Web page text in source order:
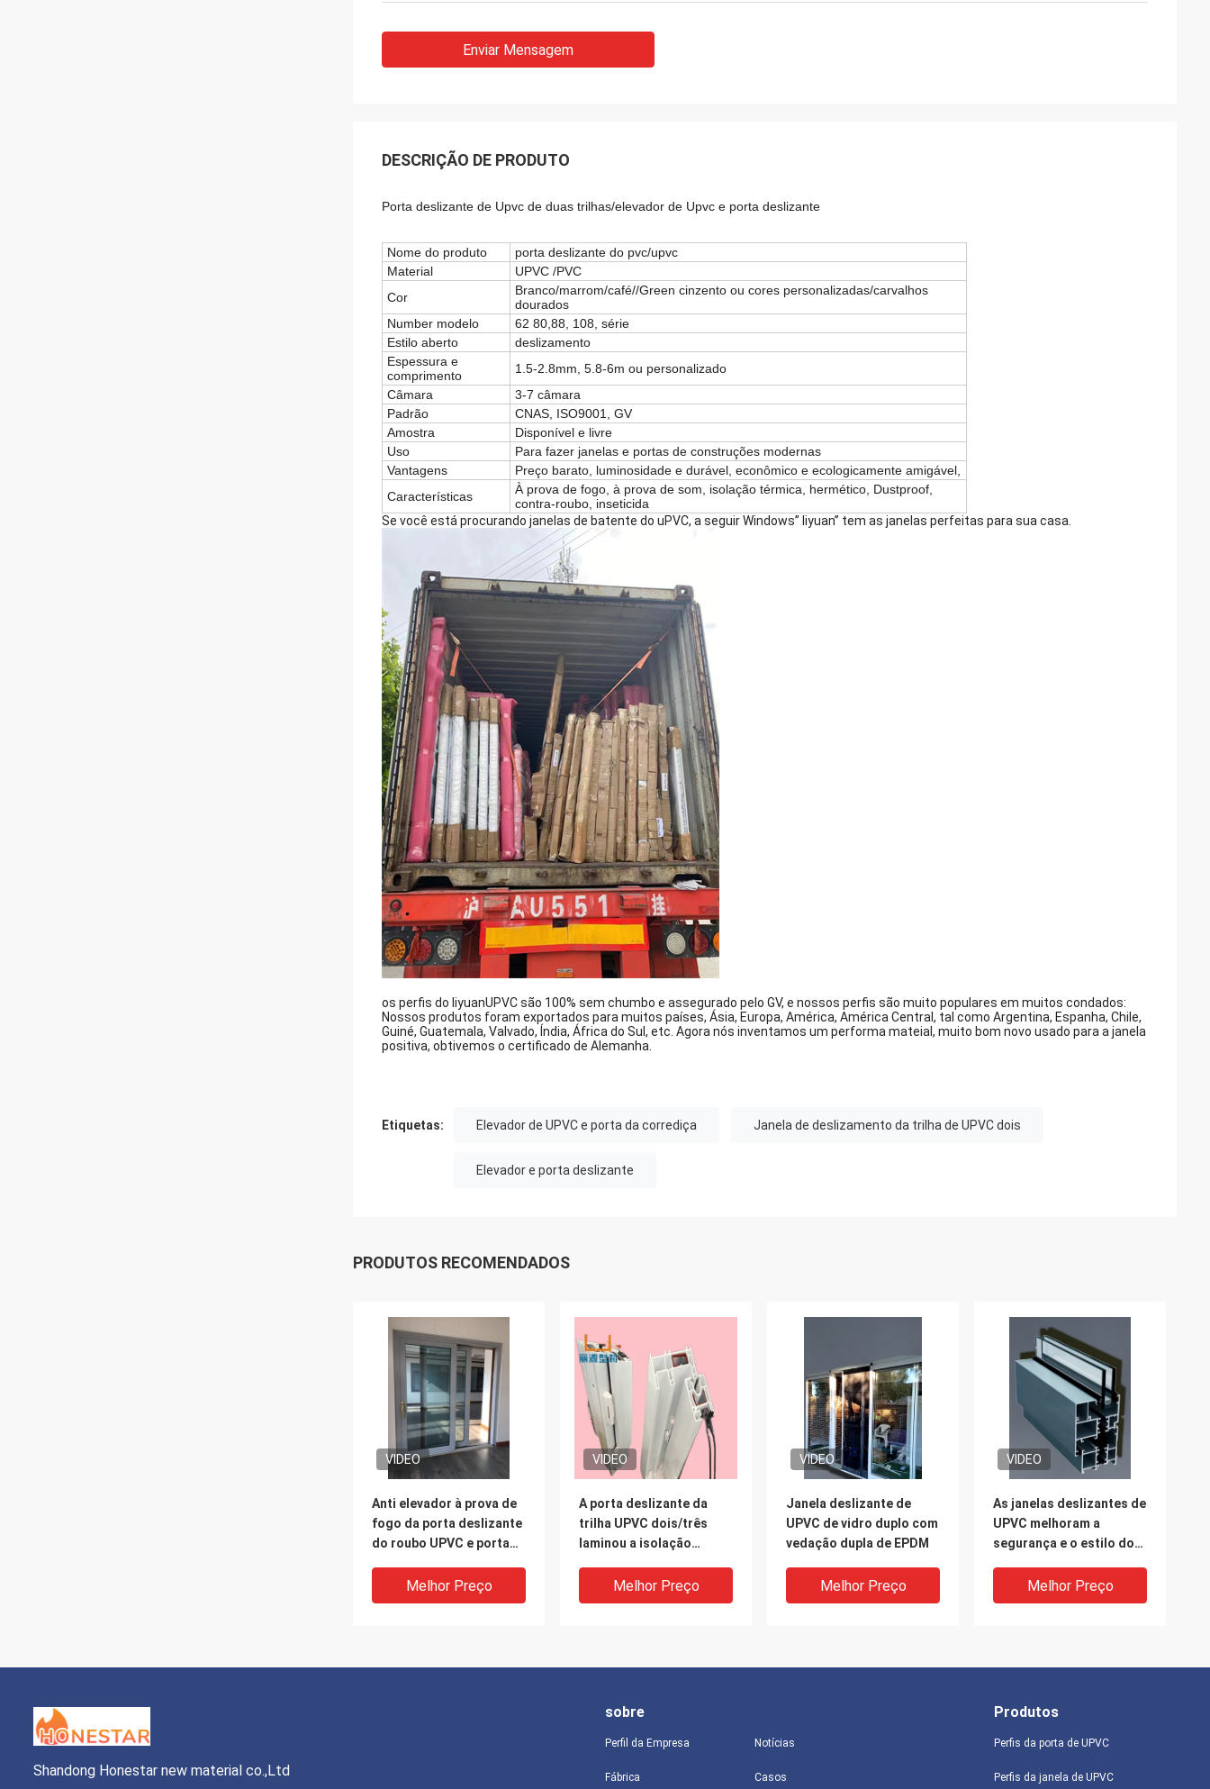
Enviar Mensagem
DESCRIÇÃO DE PRODUTO
Porta deslizante de Upvc de duas trilhas/elevador de Upvc e porta deslizante
Nome do produto
porta deslizante do pvc/upvc
Material
UPVC /PVC
Cor
Branco/marrom/café//Green cinzento ou cores personalizadas/carvalhos
dourados
Number modelo
62 80,88, 108, série
Estilo aberto
deslizamento
Espessura e
comprimento
1.5-2.8mm, 5.8-6m ou personalizado
Câmara
3-7 câmara
Padrão
CNAS, ISO9001, GV
Amostra
Disponível e livre
Uso
Para fazer janelas e portas de construções modernas
Vantagens
Preço barato, luminosidade e durável, econômico e ecologicamente amigável,
Características
À prova de fogo, à prova de som, isolação térmica, hermético, Dustproof,
contra-roubo, inseticida
Se você está procurando janelas de batente do uPVC, a seguir Windows” liyuan” tem as janelas perfeitas para sua casa.
os perfis do liyuanUPVC são 100% sem chumbo e assegurado pelo GV, e nossos perfis são muito populares em muitos condados:
Nossos produtos foram exportados para muitos países, Ásia, Europa, América, América Central, tal como Argentina, Espanha, Chile,
Guiné, Guatemala, Valvado, Índia, África do Sul, etc. Agora nós inventamos um performa mateial, muito bom novo usado para a janela
positiva, obtivemos o certificado de Alemanha.
Etiquetas: Elevador de UPVC e porta da corrediça Janela de deslizamento da trilha de UPVC dois
Elevador e porta deslizante
PRODUTOS RECOMENDADOS
VIDEO
Anti elevador à prova de
fogo da porta deslizante
do roubo UPVC e porta
casa de campo
Melhor Preço
VIDEO
A porta deslizante da
trilha UPVC dois/três
laminou a isolação
Melhor Preço
VIDEO
Janela deslizante de
UPVC de vidro duplo com
vedação dupla de EPDM
Melhor Preço
VIDEO
As janelas deslizantes de
UPVC melhoram a
segurança e o estilo do
Melhor Preço
Shandong Honestar new material co.,Ltd
sobre
Perfil da Empresa
Fábrica
Notícias
Casos
Produtos
Perfis da porta de UPVC
Perfis da janela de UPVC